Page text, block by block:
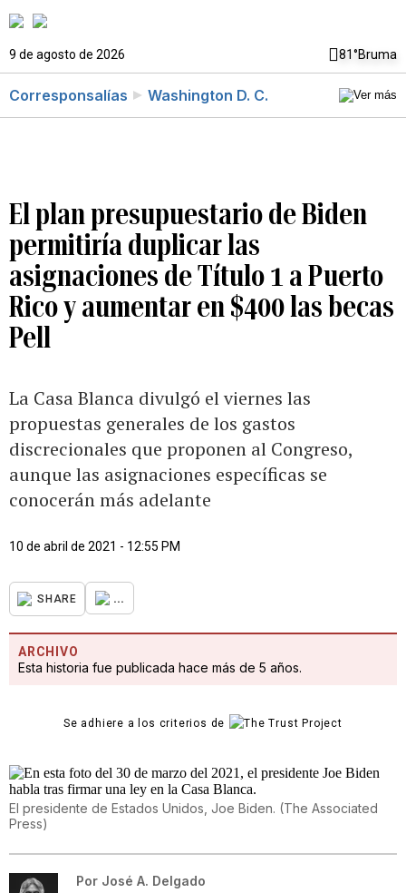
9 de agosto de 2026 81°Bruma
Corresponsalías Washington D. C.
El plan presupuestario de Biden
permitiría duplicar las
asignaciones de Título 1 a Puerto
Rico y aumentar en $400 las becas
Pell
La Casa Blanca divulgó el viernes las
propuestas generales de los gastos
discrecionales que proponen al Congreso,
aunque las asignaciones específicas se
conocerán más adelante
10 de abril de 2021 - 12:55 PM
SHARE ...
ARCHIVO
Esta historia fue publicada hace más de 5 años.
Se adhiere a los criterios de
El presidente de Estados Unidos, Joe Biden. (The Associated
Press)
Por José A. Delgado